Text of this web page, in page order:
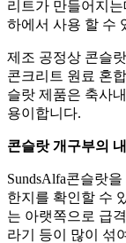
리트가 만들어지
하에서 사용 할 수
제조 공정상 콘슬
콘크리트 원료 혼
슬랏 제품은 축사
용이합니다.
콘슬랏 개구부의
SundsAlfa콘슬랏
한지를 확인할 수
는 아랫쪽으로 급
라기 등이 많이 섞